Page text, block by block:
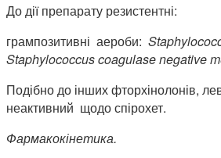
До дії препарату резистентні:
грампозитивні аероби:
Staphylococcuscoagulasenegative
Подібно до інших фторхінолонів,
неактивний щодо спірохет.
Фармакокінетика.